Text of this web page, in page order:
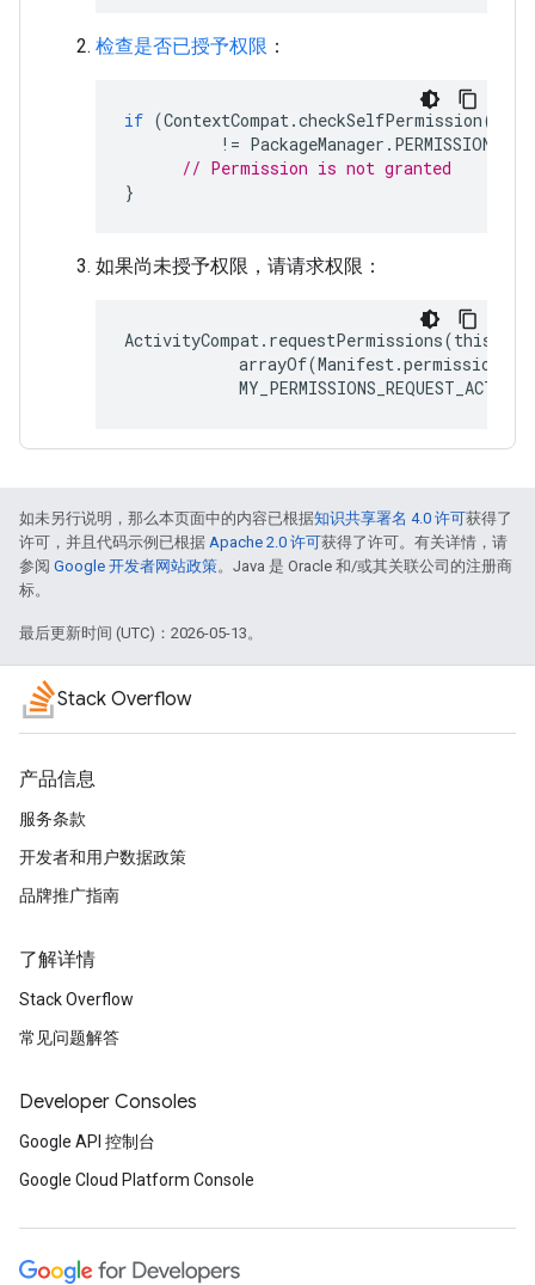
检查是否已授予权限 ：
if (ContextCompat.checkSelfPermission(
!= PackageManager .
// Permission is not granted
}
如果尚未授予权限，请请求权限：
如未另行说明，那么本页面中的内容已根据知识共享署名 4.0 许可获得了
许可，并且代码示例已根据 Apache 2.0 许可获得了许可。有关详情，请
参阅 Google 开发者网站政策。Java 是 Oracle 和/或其关联公司的注册商
标。
最后更新时间 (UTC)：2026-05-13。
Stack Overflow
产品信息
服务条款
开发者和用户数据政策
品牌推广指南
了解详情
Stack Overflow
常见问题解答
Developer Consoles
Google API 控制台
Google Cloud Platform Console